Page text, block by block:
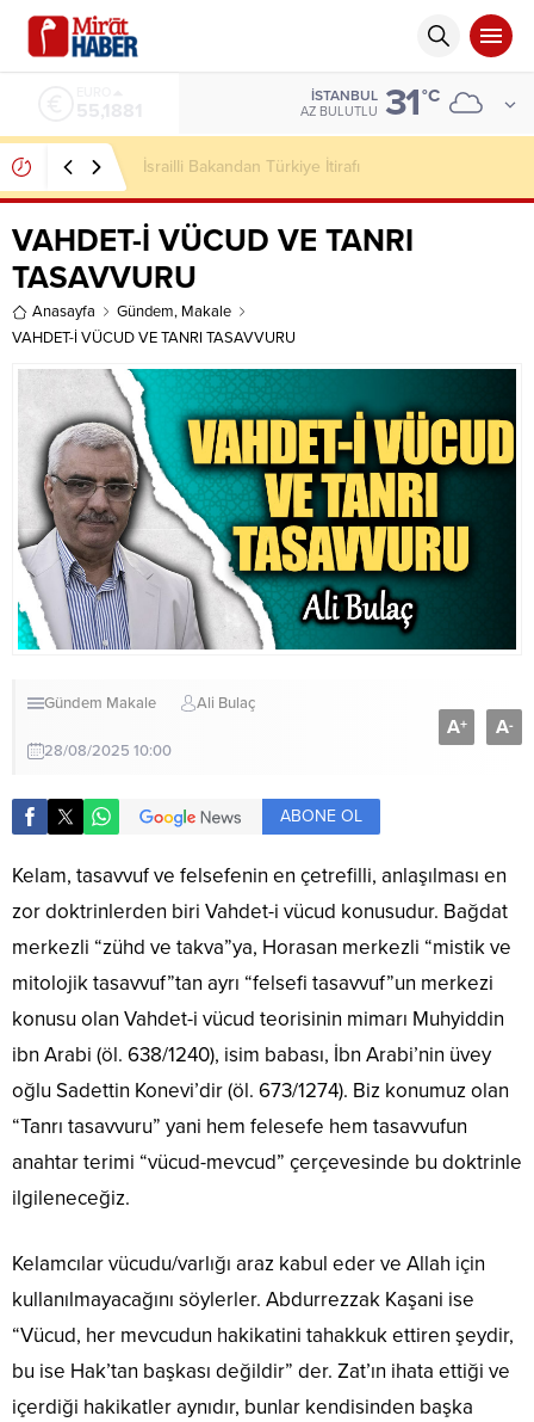
İSTANBUL
AZ BULUTLU 31°C
KARDEŞ KARDEŞE DÜŞÜYORSA, MİRAS MI
BÜYÜDÜ; DÜNYA MI?
VAHDET-İ VÜCUD VE TANRI
TASAVVURU
Anasayfa Gündem, Makale
VAHDET-İ VÜCUD VE TANRI TASAVVURU
Gündem Makale Ali Bulaç
28/08/2025 10:00
A+ A-
ABONE OL
Kelam, tasavvuf ve felsefenin en çetrefilli, anlaşılması en
zor doktrinlerden biri Vahdet-i vücud konusudur. Bağdat
merkezli “zühd ve takva”ya, Horasan merkezli “mistik ve
mitolojik tasavvuf”tan ayrı “felsefi tasavvuf”un merkezi
konusu olan Vahdet-i vücud teorisinin mimarı Muhyiddin
ibn Arabi (öl. 638/1240), isim babası, İbn Arabi’nin üvey
oğlu Sadettin Konevi’dir (öl. 673/1274). Biz konumuz olan
“Tanrı tasavvuru” yani hem felesefe hem tasavvufun
anahtar terimi “vücud-mevcud” çerçevesinde bu doktrinle
ilgileneceğiz.
Kelamcılar vücudu/varlığı araz kabul eder ve Allah için
kullanılmayacağını söylerler. Abdurrezzak Kaşani ise
“Vücud, her mevcudun hakikatini tahakkuk ettiren şeydir,
bu ise Hak’tan başkası değildir” der. Zat’ın ihata ettiği ve
içerdiği hakikatler aynıdır, bunlar kendisinden başka